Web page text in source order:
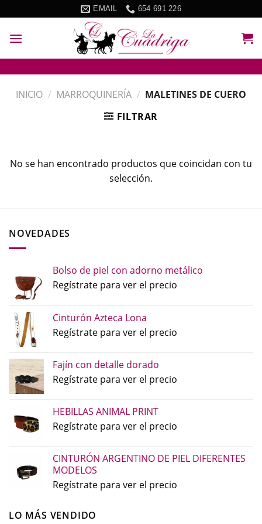
to
content
EMAIL 654 691 226
INICIO / MARROQUINERÍA / MALETINES DE CUERO
FILTRAR
No se han encontrado productos que coincidan con tu
selección.
NOVEDADES
Bolso de piel con adorno metálico
Regístrate para ver el precio
Cinturón Azteca Lona
Regístrate para ver el precio
Fajín con detalle dorado
Regístrate para ver el precio
HEBILLAS ANIMAL PRINT
Regístrate para ver el precio
CINTURÓN ARGENTINO DE PIEL DIFERENTES
MODELOS
Regístrate para ver el precio
LO MÁS VENDIDO